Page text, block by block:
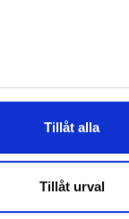
för
och analysera vår
sådana
som vi
kombinera
Tillåt alla
Tillåt urval